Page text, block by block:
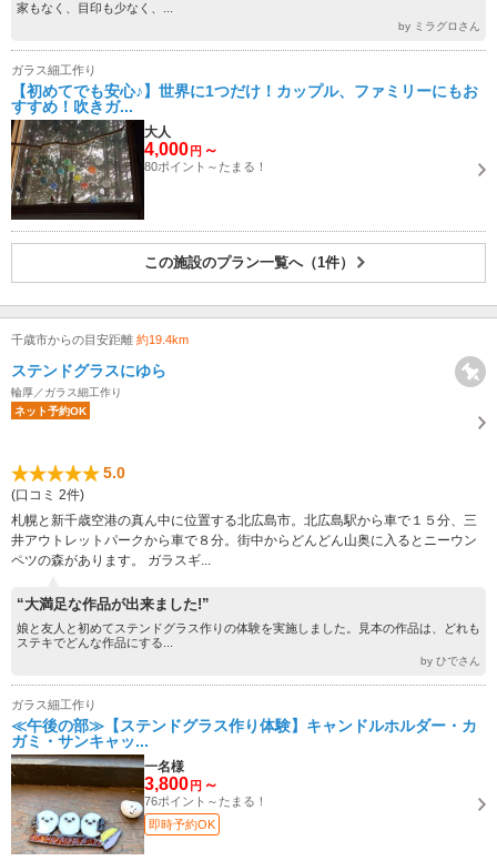
家もなく、目印も少なく、...
by ミラグロさん
ガラス細工作り
【初めてでも安心♪】世界に1つだけ！カップル、ファミリーにもお
すすめ！吹きガ...
大人
4,000 円 ～
80ポイント～たまる！
この施設のプラン一覧へ（1件）
千歳市からの目安距離 約19.4km
ステンドグラスにゆら
輪厚／ガラス細工作り
ネット予約OK
5.0
(口コミ 2件)
札幌と新千歳空港の真ん中に位置する北広島市。北広島駅から車で１５分、三
井アウトレットパークから車で８分。街中からどんどん山奥に入るとニーウン
ペツの森があります。 ガラスギ...
“大満足な作品が出来ました!”
娘と友人と初めてステンドグラス作りの体験を実施しました。見本の作品は、どれも
ステキでどんな作品にする...
by ひでさん
ガラス細工作り
≪午後の部≫【ステンドグラス作り体験】キャンドルホルダー・カ
ガミ・サンキャッ...
一名様
3,800 円 ～
76ポイント～たまる！
即時予約OK